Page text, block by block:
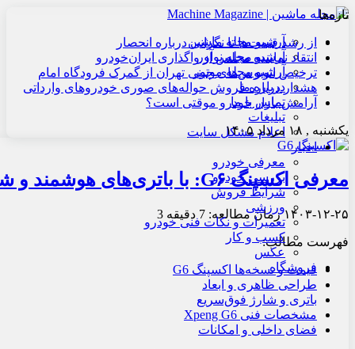
آرشیو مجله ماشین
آرشیو مجله نوآور
آرشیو مجله موتور
درباره ما
تماس با ما
تبلیغات
اعلام مشکل سایت
اخبار
معرفی خودرو
بررسی خودرو
شرایط فروش
ورزشی
تعمیرات و نکات فنی خودرو
کسب و کار
عکس
فروشگاه
تازه‌ها
از رشد قیمت‌ها تا نگرانی درباره انحصار
انتقاد نماینده مجلس از واگذاری ایران‌خودرو
ترخیص اتوبوس‌های چینی تهران از گمرک فرودگاه امام
هشدار درباره فروش حواله‌های صوری خودروهای وارداتی
آرامش بازار خودرو موقتی است؟
یکشنبه , ۱۸ مرداد ۱۴۰۵
معرفی اکسپنگ G۶: با باتری‌های هوشمند و شارژ فوق‌سریع
۱۴۰۳-۱۲-۲۵زمان مطالعه: 7 دقیقه
فهرست مطالب:
قیمت و نسخه‌ها اکسپنگ G6
طراحی ظاهری و ابعاد
باتری و شارژ فوق‌سریع
مشخصات فنی Xpeng G6
فضای داخلی و امکانات